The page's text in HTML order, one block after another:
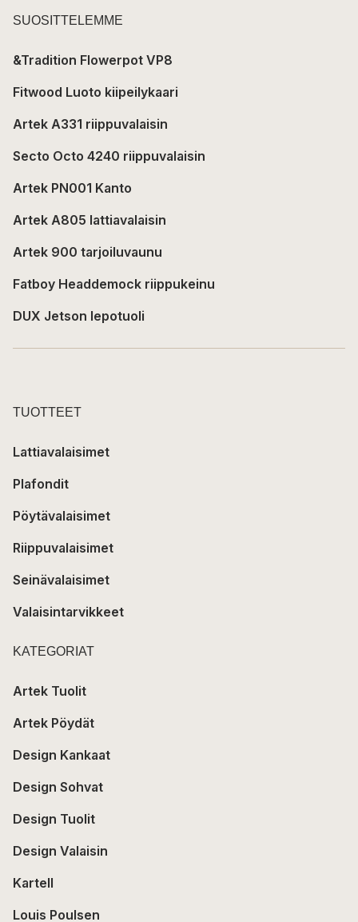
SUOSITTELEMME
&Tradition Flowerpot VP8
Fitwood Luoto kiipeilykaari
Artek A331 riippuvalaisin
Secto Octo 4240 riippuvalaisin
Artek PN001 Kanto
Artek A805 lattiavalaisin
Artek 900 tarjoiluvaunu
Fatboy Headdemock riippukeinu
DUX Jetson lepotuoli
TUOTTEET
Lattiavalaisimet
Plafondit
Pöytävalaisimet
Riippuvalaisimet
Seinävalaisimet
Valaisintarvikkeet
KATEGORIAT
Artek Tuolit
Artek Pöydät
Design Kankaat
Design Sohvat
Design Tuolit
Design Valaisin
Kartell
Louis Poulsen